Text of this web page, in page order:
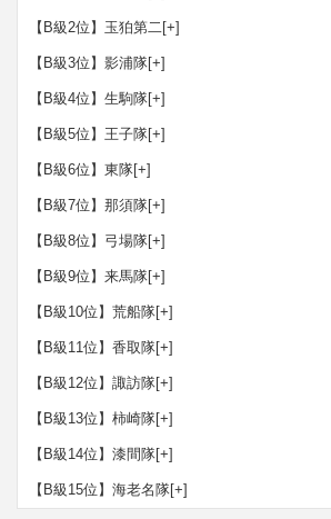
【B級2位】玉狛第二[+]
【B級3位】影浦隊[+]
【B級4位】生駒隊[+]
【B級5位】王子隊[+]
【B級6位】東隊[+]
【B級7位】那須隊[+]
【B級8位】弓場隊[+]
【B級9位】来馬隊[+]
【B級10位】荒船隊[+]
【B級11位】香取隊[+]
【B級12位】諏訪隊[+]
【B級13位】柿崎隊[+]
【B級14位】漆間隊[+]
【B級15位】海老名隊[+]